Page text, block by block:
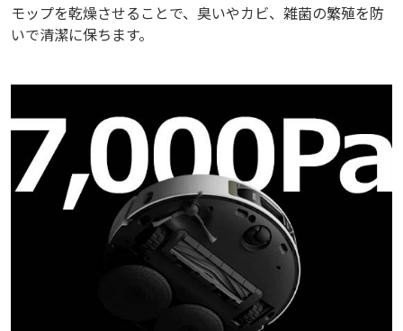
モップを乾燥させることで、臭いやカ​​ビ、雑菌の繁殖を防
いで清潔に保ちます。